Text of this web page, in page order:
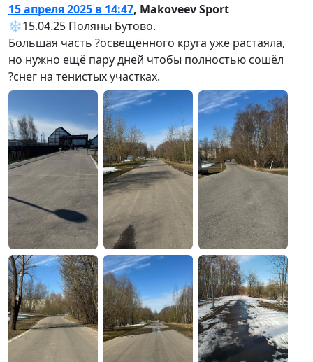
15 апреля 2025 в 14:47, Makoveev Sport
❄️15.04.25 Поляны Бутово.
Большая часть ?освещённого круга уже растаяла,
но нужно ещё пару дней чтобы полностью сошёл
?️снег на тенистых участках.